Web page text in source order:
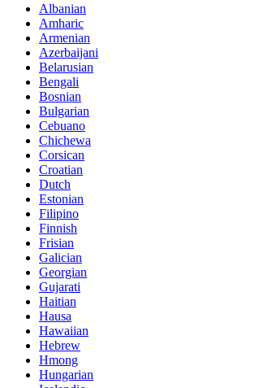
Albanian
Amharic
Armenian
Azerbaijani
Belarusian
Bengali
Bosnian
Bulgarian
Cebuano
Chichewa
Corsican
Croatian
Dutch
Estonian
Filipino
Finnish
Frisian
Galician
Georgian
Gujarati
Haitian
Hausa
Hawaiian
Hebrew
Hmong
Hungarian